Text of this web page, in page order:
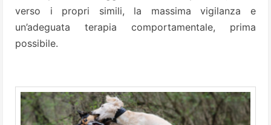
verso i propri simili, la massima vigilanza e
un’adeguata terapia comportamentale, prima
possibile.